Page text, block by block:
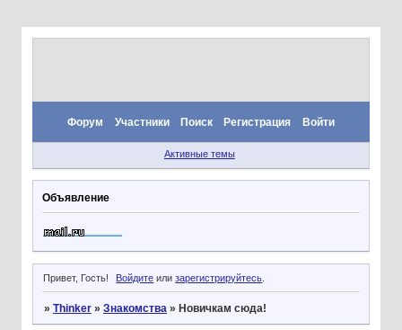
Форум Участники Поиск Регистрация Войти
Активные темы
Объявление
Привет, Гость! Войдите илизарегистрируйтесь
» Thinker » Знакомства » Новичкам сюда!